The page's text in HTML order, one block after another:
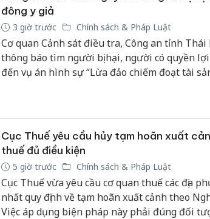
đông y giả
3 giờ trước Chính sách & Pháp Luật
Cơ quan Cảnh sát điều tra, Công an tỉnh
thông báo tìm người bị hại, người có quyền
đến vụ án hình sự “Lừa đảo chiếm đoạt tài
Cục Thuế yêu cầu hủy tạm hoãn xuất
thuế đủ điều kiện
5 giờ trước Chính sách & Pháp Luật
Cục Thuế vừa yêu cầu cơ quan thuế các địa
nhất quy định về tạm hoãn xuất cảnh theo
Việc áp dụng biện pháp này phải đúng đối